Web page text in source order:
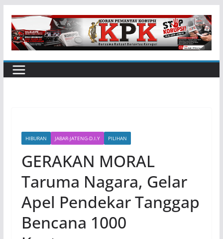
content
HIBURAN JABAR-JATENG-D.I.Y PILIHAN
GERAKAN MORAL
Taruma Nagara, Gelar
Apel Pendekar Tanggap
Bencana 1000